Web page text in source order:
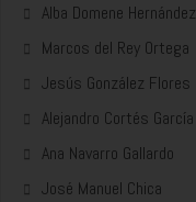
Alba Domene Hernández
Marcos del Rey Ortega
Jesús González Flores
Alejandro Cortés García
Ana Navarro Gallardo
José Manuel Chica